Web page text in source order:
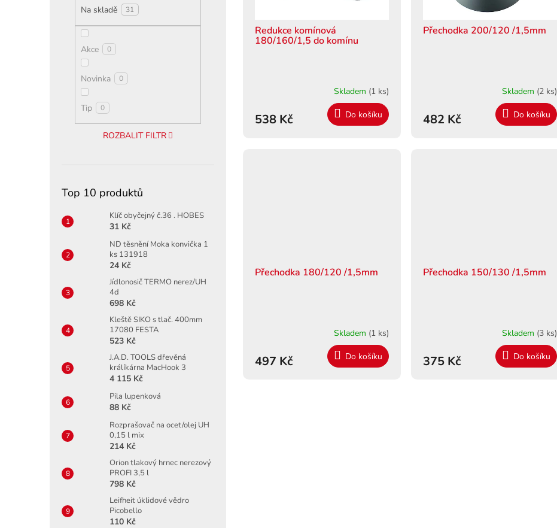
Na skladě 31
Akce 0
Novinka 0
Tip 0
ROZBALIT FILTR
Top 10 produktů
Klíč obyčejný č.36 . HOBES
31 Kč
ND těsnění Moka konvička 1
ks 131918
24 Kč
Jídlonosič TERMO nerez/UH
4d
698 Kč
Kleště SIKO s tlač. 400mm
17080 FESTA
523 Kč
J.A.D. TOOLS dřevěná
králíkárna MacHook 3
4 115 Kč
Pila lupenková
88 Kč
Rozprašovač na ocet/olej UH
0,15 l mix
214 Kč
Orion tlakový hrnec nerezový
PROFI 3,5 l
798 Kč
Leifheit úklidové vědro
Picobello
110 Kč
Redukce komínová
180/160/1,5 do komínu
Skladem (1 ks)
538 Kč Do košíku
Přechodka 200/120 /1,5mm
Skladem (2 ks)
482 Kč Do košíku
Přechodka 180/120 /1,5mm
Skladem (1 ks)
497 Kč Do košíku
Přechodka 150/130 /1,5mm
Skladem (3 ks)
375 Kč Do košíku